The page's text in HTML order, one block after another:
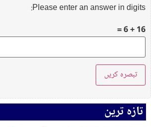
Please enter an answer in digits:
16 + 6 =
تازہ ترین